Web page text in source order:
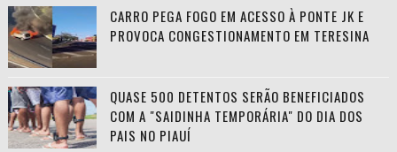
CARRO PEGA FOGO EM ACESSO À PONTE JK E
PROVOCA CONGESTIONAMENTO EM TERESINA
QUASE 500 DETENTOS SERÃO BENEFICIADOS
COM A "SAIDINHA TEMPORÁRIA" DO DIA DOS
PAIS NO PIAUÍ